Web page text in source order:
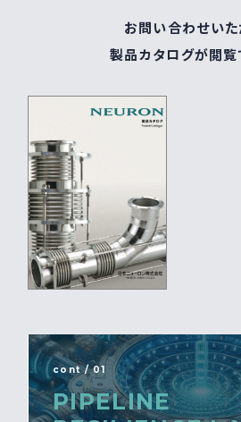
お問い合わせいた
製品カタログが閲覧
cont / 01
PIPELINE